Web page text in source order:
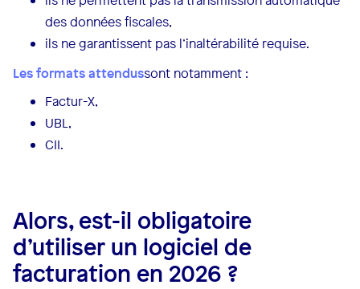
des données fiscales,
ils ne garantissent pas l’inaltérabilité requise.
Les formats attendussont notamment :
Factur-X,
UBL,
CII.
Alors, est-il obligatoire
d’utiliser un logiciel de
facturation en 2026 ?